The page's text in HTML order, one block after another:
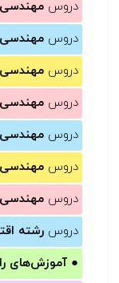
دروس مهندسی
دروس
دروس
دروس مهندسی
دروس مهندسی
دروس مهندسی
دروس
دروس رشته
● آموزش‌های